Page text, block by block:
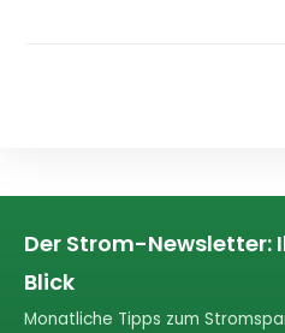
Der Strom-Newsletter:
Blick
Monatliche Tipps zum